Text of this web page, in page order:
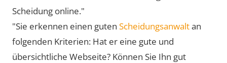
Scheidung online."
"Sie erkennen einen guten Scheidungsanwaltan
folgenden Kriterien: Hat er eine gute und
übersichtliche Webseite? Können Sie Ihn gut